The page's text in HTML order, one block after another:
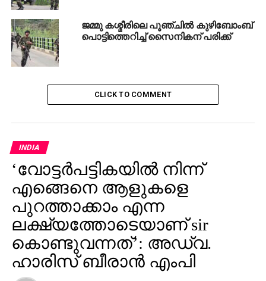
ജമ്മു കശ്മീരിലെ പൂഞ്ചില്‍ കുഴിബോംബ്
പൊട്ടിത്തെറിച്ച് സൈനികന് പരിക്ക്
CLICK TO COMMENT
INDIA
‘വോട്ടര്‍പട്ടികയില്‍ നിന്ന്
എങ്ങെനെ ആളുകളെ
പുറത്താക്കാം എന്ന
ലക്ഷ്യത്തോടെയാണ് sir
കൊണ്ടുവന്നത്’: അഡ്വ.
ഹാരിസ് ബീരാൻ എംപി